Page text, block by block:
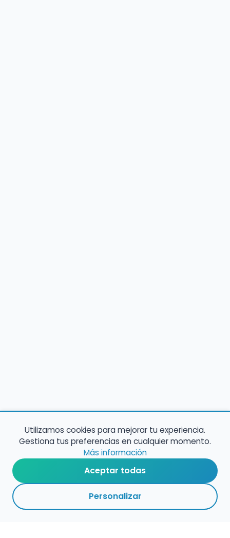
Utilizamos cookies para mejorar tu experiencia.
Gestiona tus preferencias en cualquier momento.
Más información
Aceptar todas
Personalizar